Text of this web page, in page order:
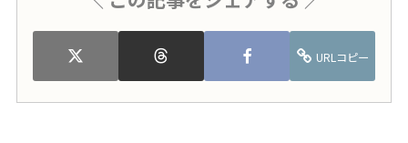
URLコピー